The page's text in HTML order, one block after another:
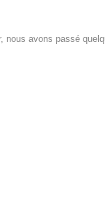
nous avons passé